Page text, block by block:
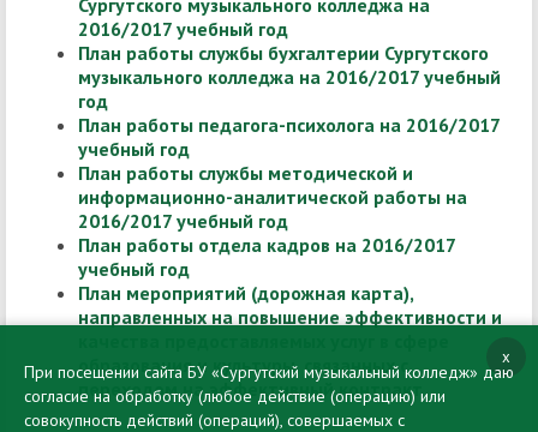
Сургутского музыкального колледжа на
2016/2017 учебный год
План работы службы бухгалтерии Сургутского
музыкального колледжа на 2016/2017 учебный
год
План работы педагога-психолога на 2016/2017
учебный год
План работы службы методической и
информационно-аналитической работы на
2016/2017 учебный год
План работы отдела кадров на 2016/2017
учебный год
План мероприятий (дорожная карта),
направленных на повышение эффективности и
образования и культуры, связанных с
переходом на эффективный контракт
x
При посещении сайта БУ «Сургутский музыкальный колледж» даю
согласие на обработку (любое действие (операцию) или
совокупность действий (операций), совершаемых с